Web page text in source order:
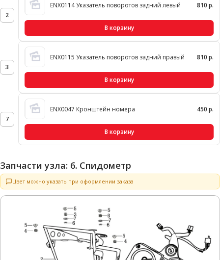
2
ENX0114 Указатель поворотов задний левый 810 р.
В корзину
3
ENX0115 Указатель поворотов задний правый 810 р.
В корзину
7
ENX0047 Кронштейн номера 450 р.
В корзину
Запчасти узла: 6. Спидометр
Цвет можно указать при оформлении заказа